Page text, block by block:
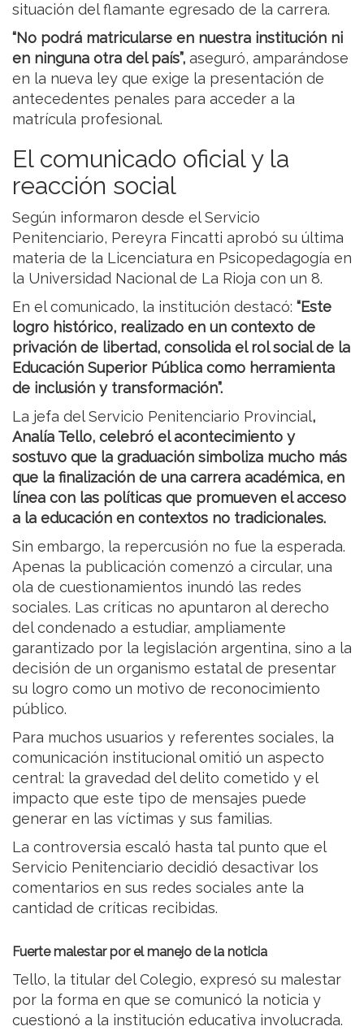
situación del flamante egresado de la carrera.
“No podrá matricularse en nuestra institución ni
en ninguna otra del país”, aseguró, amparándose
en la nueva ley que exige la presentación de
antecedentes penales para acceder a la
matrícula profesional.
El comunicado oficial y la
reacción social
Según informaron desde el Servicio
Penitenciario, Pereyra Fincatti aprobó su última
materia de la Licenciatura en Psicopedagogía en
la Universidad Nacional de La Rioja con un 8.
En el comunicado, la institución destacó: “Este
logro histórico, realizado en un contexto de
privación de libertad, consolida el rol social de la
Educación Superior Pública como herramienta
de inclusión y transformación”.
La jefa del Servicio Penitenciario Provincial,
Analía Tello, celebró el acontecimiento y
sostuvo que la graduación simboliza mucho más
que la finalización de una carrera académica, en
línea con las políticas que promueven el acceso
a la educación en contextos no tradicionales.
Sin embargo, la repercusión no fue la esperada.
Apenas la publicación comenzó a circular, una
ola de cuestionamientos inundó las redes
sociales. Las críticas no apuntaron al derecho
del condenado a estudiar, ampliamente
garantizado por la legislación argentina, sino a la
decisión de un organismo estatal de presentar
su logro como un motivo de reconocimiento
público.
Para muchos usuarios y referentes sociales, la
comunicación institucional omitió un aspecto
central: la gravedad del delito cometido y el
impacto que este tipo de mensajes puede
generar en las víctimas y sus familias.
La controversia escaló hasta tal punto que el
Servicio Penitenciario decidió desactivar los
comentarios en sus redes sociales ante la
cantidad de críticas recibidas.
Fuerte malestar por el manejo de la noticia
Tello, la titular del Colegio, expresó su malestar
por la forma en que se comunicó la noticia y
cuestionó a la institución educativa involucrada.